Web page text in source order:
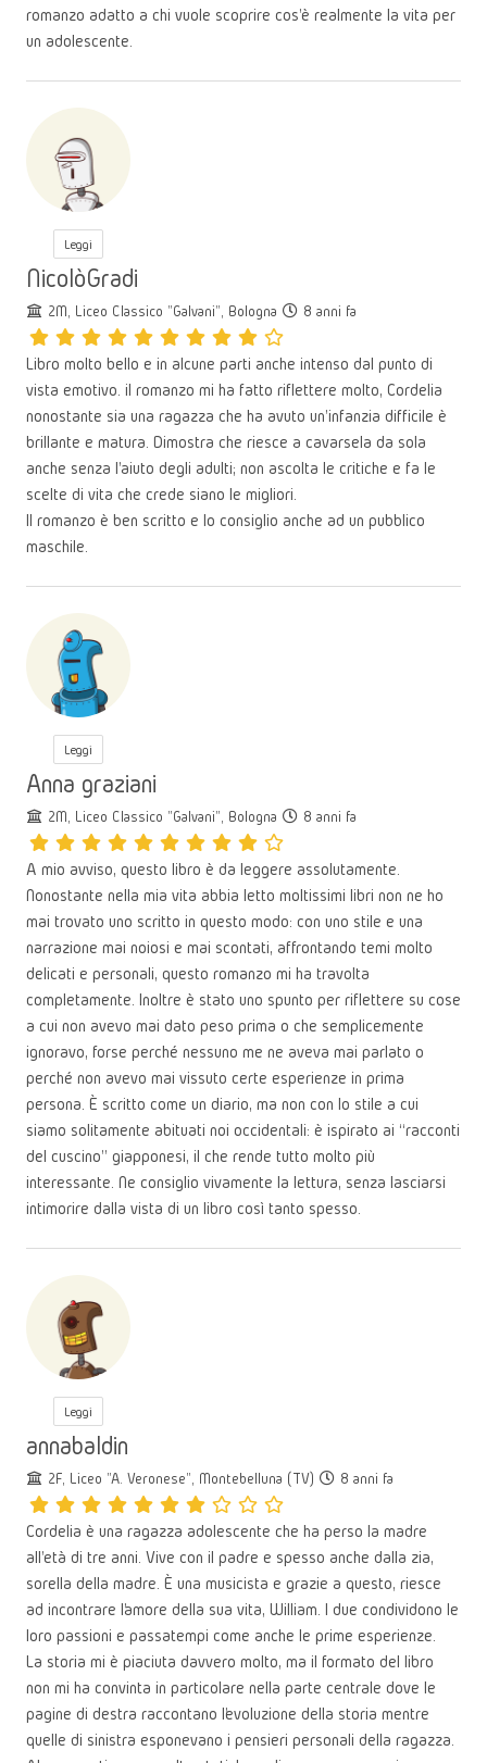
romanzo adatto a chi vuole scoprire cos'è realmente la vita per
un adolescente.
Leggi
NicolòGradi
2M, Liceo Classico "Galvani", Bologna 8 anni fa
Libro molto bello e in alcune parti anche intenso dal punto di
vista emotivo. il romanzo mi ha fatto riflettere molto, Cordelia
nonostante sia una ragazza che ha avuto un'infanzia difficile è
brillante e matura. Dimostra che riesce a cavarsela da sola
anche senza l'aiuto degli adulti; non ascolta le critiche e fa le
scelte di vita che crede siano le migliori.
Il romanzo è ben scritto e lo consiglio anche ad un pubblico
maschile.
Leggi
Anna graziani
2M, Liceo Classico "Galvani", Bologna 8 anni fa
A mio avviso, questo libro è da leggere assolutamente.
Nonostante nella mia vita abbia letto moltissimi libri non ne ho
mai trovato uno scritto in questo modo: con uno stile e una
narrazione mai noiosi e mai scontati, affrontando temi molto
delicati e personali, questo romanzo mi ha travolta
completamente. Inoltre è stato uno spunto per riflettere su cose
a cui non avevo mai dato peso prima o che semplicemente
ignoravo, forse perché nessuno me ne aveva mai parlato o
perché non avevo mai vissuto certe esperienze in prima
persona. È scritto come un diario, ma non con lo stile a cui
siamo solitamente abituati noi occidentali: è ispirato ai “racconti
del cuscino” giapponesi, il che rende tutto molto più
interessante. Ne consiglio vivamente la lettura, senza lasciarsi
intimorire dalla vista di un libro così tanto spesso.
Leggi
annabaldin
2F, Liceo "A. Veronese", Montebelluna (TV) 8 anni fa
Cordelia è una ragazza adolescente che ha perso la madre
all'età di tre anni. Vive con il padre e spesso anche dalla zia,
sorella della madre. È una musicista e grazie a questo, riesce
ad incontrare l’amore della sua vita, William. I due condividono le
loro passioni e passatempi come anche le prime esperienze.
La storia mi è piaciuta davvero molto, ma il formato del libro
non mi ha convinta in particolare nella parte centrale dove le
pagine di destra raccontano l’evoluzione della storia mentre
quelle di sinistra esponevano i pensieri personali della ragazza.